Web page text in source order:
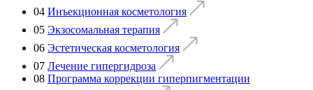
04 Инъекционная косметология
05 Экзосомальная терапия
06 Эстетическая косметология
07 Лечение гипергидроза
08 Программа коррекции гиперпигментации